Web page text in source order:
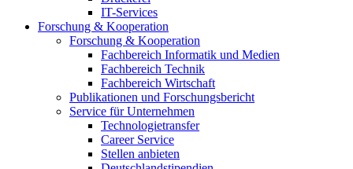
IT-Services
Forschung & Kooperation
Forschung & Kooperation
Fachbereich Informatik und Medien
Fachbereich Technik
Fachbereich Wirtschaft
Publikationen und Forschungsbericht
Service für Unternehmen
Technologietransfer
Career Service
Stellen anbieten